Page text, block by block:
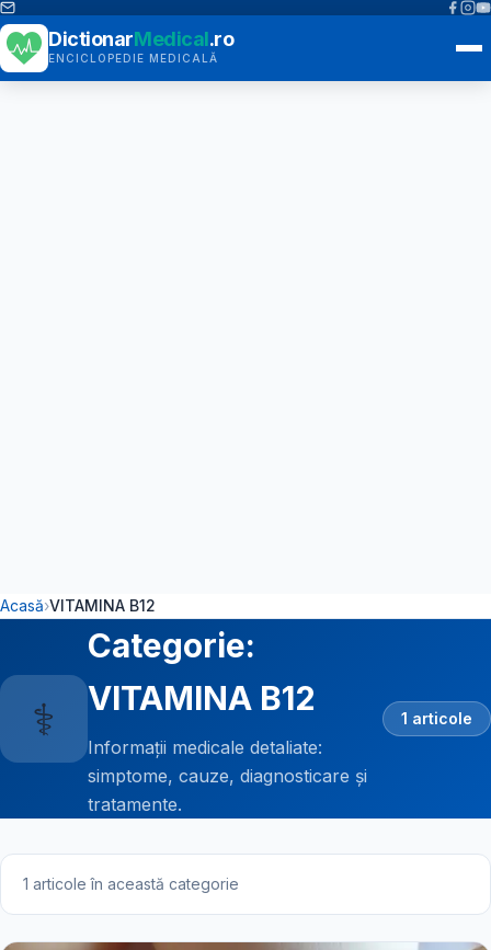
DictionarMedical.ro
ENCICLOPEDIE MEDICALĂ
Acasă›VITAMINA B12
⚕️
Categorie:
VITAMINA B12
Informații medicale detaliate:
simptome, cauze, diagnosticare și
tratamente.
1 articole
1 articole în această categorie